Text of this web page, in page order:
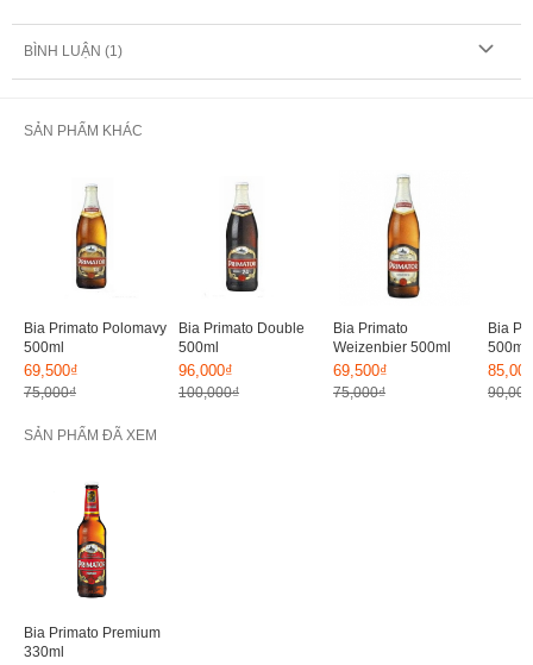
BÌNH LUẬN (1)
SẢN PHẨM KHÁC
Bia Primato Polomavy
500ml
69,500₫
75,000₫
Bia Primato Double
500ml
96,000₫
100,000₫
Bia Primato
Weizenbier 500ml
69,500₫
75,000₫
Bia
500ml
SẢN PHẨM ĐÃ XEM
Bia Primato Premium
330ml